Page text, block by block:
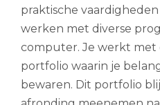
praktische
werken met diverse
computer. Je werkt met
portfolio waarin je
bewaren. Dit portfolio